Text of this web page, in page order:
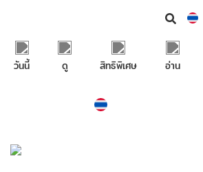
วันนี้ ดู สิทธิพิเศษ อ่าน